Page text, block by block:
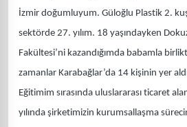
İzmir doğumluyum. Güloğlu Plastik 2.
sektörde 27. yılım. 18 yaşındayken
Fakültesi’ni kazandığımda babamla
zamanlar Karabağlar’da 14 kişinin yer
Eğitimim sırasında uluslararası ticaret
yılında şirketimizin kurumsallaşma